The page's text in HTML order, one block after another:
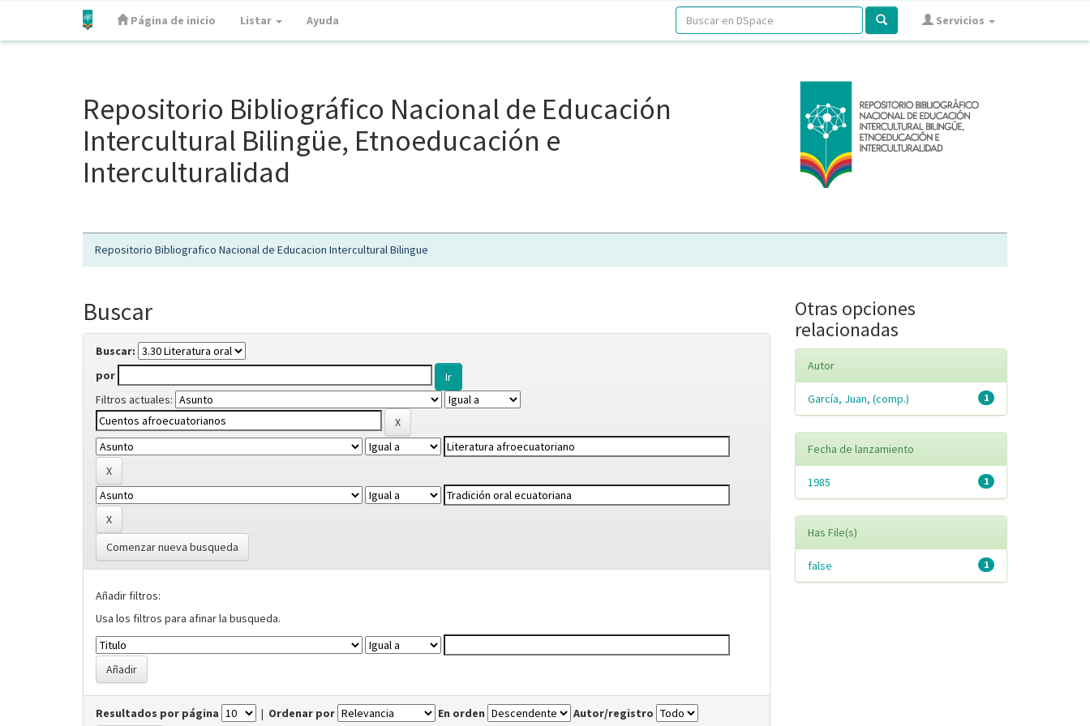
Página de inicio Listar Ayuda Servicios
Repositorio Bibliográfico Nacional de Educación
Intercultural Bilingüe, Etnoeducación e
Interculturalidad
Repositorio Bibliografico Nacional de Educacion Intercultural Bilingue
Buscar
Buscar:
por
Filtros actuales:
Comenzar nueva busqueda
Añadir filtros:
Usa los filtros para afinar la busqueda.
Resultados por página | Ordenar por En orden Autor/registro
Otras opciones
relacionadas
Autor
1
García, Juan, (comp.)
Fecha de lanzamiento
1
1985
Has File(s)
1
false